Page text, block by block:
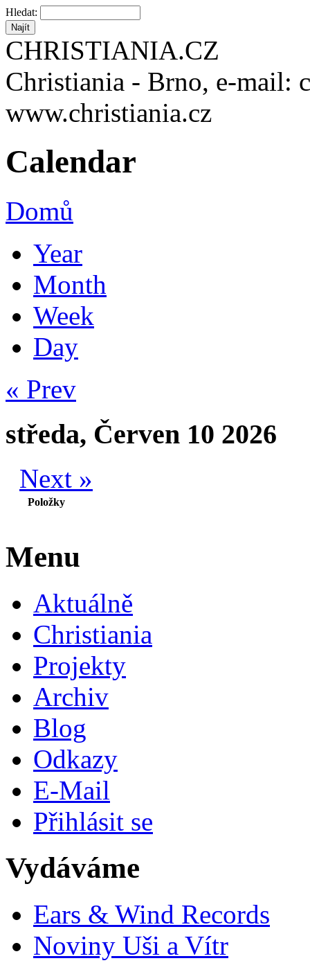
Hledat:
CHRISTIANIA.CZ
Christiania - Brno, e-mail:
www.christiania.cz
Calendar
Domů
Year
Month
Week
Day
« Prev
středa, Červen 10 2026
Next »
Položky
Menu
Aktuálně
Christiania
Projekty
Archiv
Blog
Odkazy
E-Mail
Přihlásit se
Vydáváme
Ears & Wind Records
Noviny Uši a Vítr